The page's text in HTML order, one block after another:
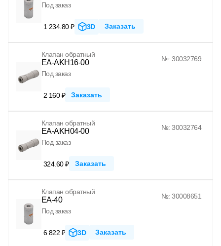
Под заказ
1 234.80 ₽ 3D Заказать
Клапан обратный
EA-AKH16-00
№: 30032769
Под заказ
2 160 ₽ Заказать
Клапан обратный
EA-AKH04-00
№: 30032764
Под заказ
324.60 ₽ Заказать
Клапан обратный
EA-40
№: 30008651
Под заказ
6 822 ₽ 3D Заказать